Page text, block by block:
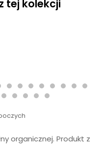
tej kolekcji
organicznej. Produkt z